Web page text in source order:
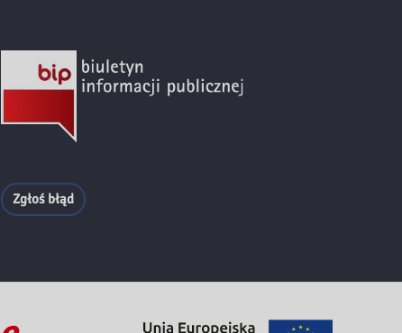
Zgłoś błąd